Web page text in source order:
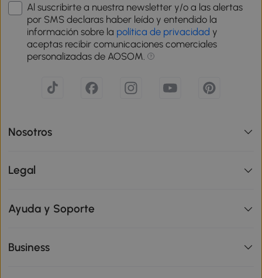
Al suscribirte a nuestra newsletter y/o a las alertas
por SMS declaras haber leído y entendido la
información sobre la política de privacidad y
aceptas recibir comunicaciones comerciales
personalizadas de AOSOM.
Nosotros
Legal
Ayuda y Soporte
Business